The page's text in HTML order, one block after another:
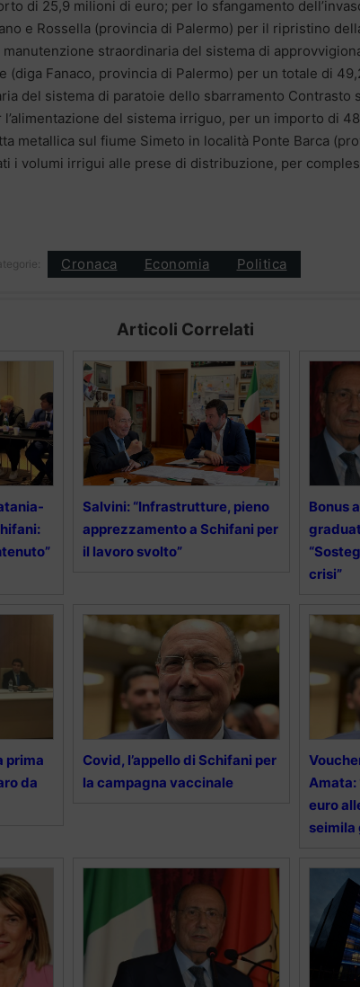
di 25,9 milioni di euro; per lo sfangamento
e Rossella (provincia di Palermo) per il ripristino
straordinaria del sistema di
(diga Fanaco, provincia di Palermo) per un totale di
del sistema di paratoie dello sbarramento Contrasto
l’alimentazione del sistema irriguo, per un importo di
metallica sul fiume Simeto in località Ponte Barca
i volumi irrigui alle prese di distribuzione, per
Cronaca Economia Politica
Articoli Correlati
Salvini: “Infrastrutture, pieno
apprezzamento a Schifani per
il lavoro svolto”
Bonus
crisi”
prima
da
Covid, l’appello di Schifani per
la campagna vaccinale
Amata:
euro
seimila